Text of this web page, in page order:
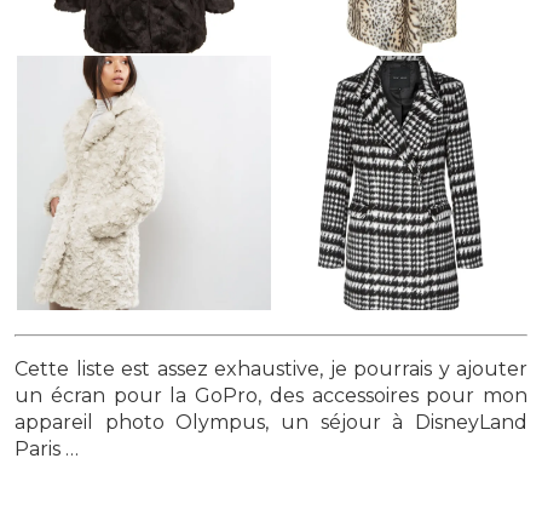
Cette liste est assez exhaustive, je pourrais y ajouter
un écran pour la GoPro, des accessoires pour mon
appareil photo Olympus, un séjour à DisneyLand
Paris …